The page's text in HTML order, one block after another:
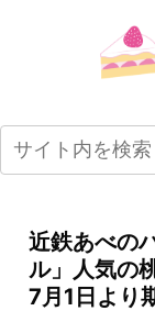
近鉄あべの
ル」人気の
7月1日より